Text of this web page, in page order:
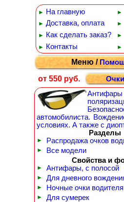
► На главную ►
► Доставка, оплата ►
► Как сделать заказ? ►
► Контакты ►
Меню /
от 550 руб.
автомобилиста.
условиях. А также с
Разделы
► Распродажа очков
►
Все модели
Свойства и
► Антифары, с полосой
► Для дневного
► Ночные очки водителя
► Для сумерек